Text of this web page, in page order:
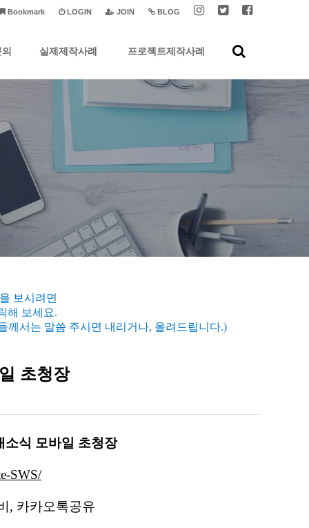
BLOG
JOIN
LOGIN
Bookmark
실제제작사례 프로젝트제작사례
보시려면
해 보세요.
께서는 말씀 주시면 내리거나, 올려드립니다.)
초청장
소식 모바일 초청장
SWS/
, 카카오톡공유